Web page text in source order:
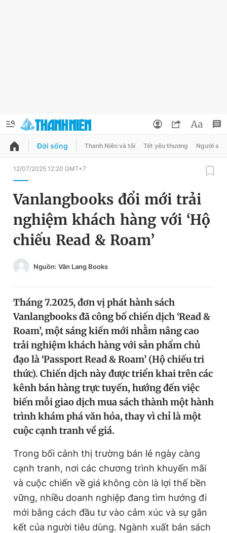
QUẢNG CÁO ĐẶT BÁO
Chuyên mục
Chuyên mục khác
Chào ngày mới
Video Magazine
Sản phẩm khác
Tiện ích Bạn cần biết
Thông tin tòa soạn Liên hệ quảng cáo
Đọc Thanh Niên trên điện thoại
Đổi mật khẩu
Tin đã lưu
Đời sống Thanh Niên và tôi Tết yêu thương Người
12/07/2025 12:20 GMT+7
Vanlangbooks đổi mới trải
nghiệm khách hàng với ‘Hộ
chiếu Read & Roam’
Nguồn: Văn Lang Books
Tháng 7.2025, đơn vị phát hành sách
Vanlangbooks đã công bố chiến dịch ‘Read &
Roam’, một sáng kiến mới nhằm nâng cao
trải nghiệm khách hàng với sản phẩm chủ
đạo là ‘Passport Read & Roam’ (Hộ chiếu tri
thức). Chiến dịch này được triển khai trên các
kênh bán hàng trực tuyến, hướng đến việc
biến mỗi giao dịch mua sách thành một hành
trình khám phá văn hóa, thay vì chỉ là một
cuộc cạnh tranh về giá.
Trong bối cảnh thị trường bán lẻ ngày càng
cạnh tranh, nơi các chương trình khuyến mãi
và cuộc chiến về giá không còn là lợi thế bền
vững, nhiều doanh nghiệp đang tìm hướng đi
mới bằng cách đầu tư vào cảm xúc và sự gắn
kết của người tiêu dùng. Ngành xuất bản sách